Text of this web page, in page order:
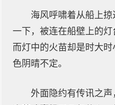
海风呼啸着从船上
一下，被连在船壁上的
而灯中的火苗却是时大
色阴晴不定。
外面隐约有传讯之